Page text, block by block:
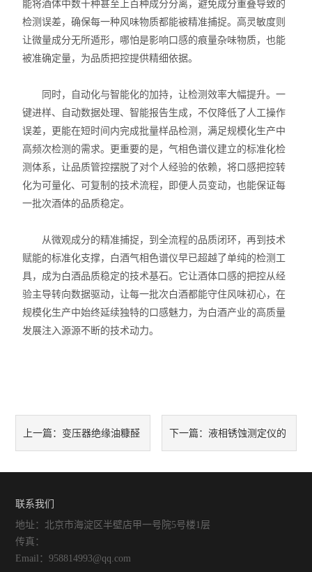
能将酒体中数十种甚至上百种成分分离，避免成分重叠导致的
检测误差，确保每一种风味物质都能被精准捕捉。高灵敏度则
让微量成分无所遁形，哪怕是影响口感的痕量杂味物质，也能
被准确定量，为品质把控提供精细依据。
同时，自动化与智能化的加持，让检测效率大幅提升。一
键进样、自动数据处理、智能报告生成，不仅降低了人工操作
误差，更能在短时间内完成批量样品检测，满足规模化生产中
高频次检测的需求。更重要的是，气相色谱仪建立的标准化检
测体系，让品质管控摆脱了对个人经验的依赖，将口感把控转
化为可量化、可复制的技术流程，即便人员变动，也能保证每
一批次酒体的品质稳定。
从微观成分的精准捕捉，到全流程的品质闭环，再到技术
赋能的标准化支撑，白酒气相色谱仪早已超越了单纯的检测工
具，成为白酒品质稳定的技术基石。它让酒体口感的把控从经
验主导转向数据驱动，让每一批次白酒都能守住风味初心，在
规模化生产中始终延续独特的口感魅力，为白酒产业的高质量
发展注入源源不断的技术动力。
上一篇： 变压器绝缘油糠醛 下一篇： 液相锈蚀测定仪的
联系我们
地址：北京市海淀区半壁店甲一号院5号楼1层
传真：
Email：958814993@qq.com